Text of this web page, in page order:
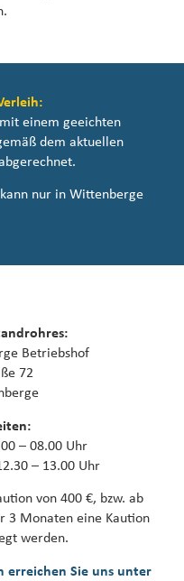
einem geeichten
dem aktuellen
nur in Wittenberge
Betriebshof
72
– 08.00 Uhr
– 13.00 Uhr
von 400 €, bzw. ab
3 Monaten eine Kaution
werden.
erreichen Sie uns unter